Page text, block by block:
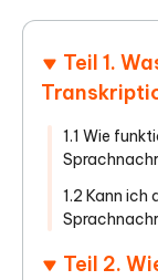
Teil 1.
1.1 Wie
1.2 Kann
Teil 2.